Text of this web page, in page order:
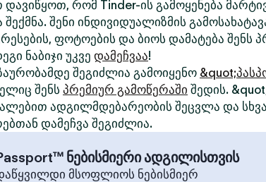
დავიწყოთ, რომ Tinder-ის გამოყენება
შექმნა. შენი ინდივიდუალიზმის
ფოტოების და ბიოს დამატება შენს
ნაბიჯი უკვე დამეჩვაა!
შეგიძლია გამოიყენო
შენს პრემიურ გამოწერაში შედის.
ადგილმდებარეობის შეცვლა და
დამეჩვა შეგიძლია.
ნებისმიერი ადგილისთვის
მსოფლიოს ნებისმიერ